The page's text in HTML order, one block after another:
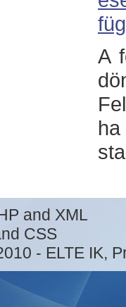
A
and XML
CSS
- ELTE IK,